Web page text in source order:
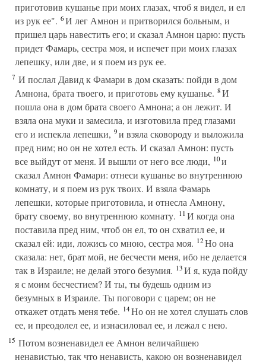
приготовив кушанье при моих глазах, чтоб я видел, и ел
из рук ее". 6И лег Амнон и притворился больным, и
пришел царь навестить его; и сказал Амнон царю: пусть
придет Фамарь, сестра моя, и испечет при моих глазах
лепешку, или две, и я поем из рук ее.
7 И послал Давид к Фамари в дом сказать: пойди в дом
Амнона, брата твоего, и приготовь ему кушанье. 8И
пошла она в дом брата своего Амнона; а он лежит. И
взяла она муки и замесила, и изготовила пред глазами
его и испекла лепешки, 9и взяла сковороду и выложила
пред ним; но он не хотел есть. И сказал Амнон: пусть
все выйдут от меня. И вышли от него все люди, 10и
сказал Амнон Фамари: отнеси кушанье во внутреннюю
комнату, и я поем из рук твоих. И взяла Фамарь
лепешки, которые приготовила, и отнесла Амнону,
брату своему, во внутреннюю комнату. 11И когда она
поставила пред ним, чтоб он ел, то он схватил ее, и
сказал ей: иди, ложись со мною, сестра моя. 12Но она
сказала: нет, брат мой, не бесчести меня, ибо не делается
так в Израиле; не делай этого безумия. 13И я, куда пойду
я с моим бесчестием? И ты, ты будешь одним из
безумных в Израиле. Ты поговори с царем; он не
откажет отдать меня тебе. 14Но он не хотел слушать слов
ее, и преодолел ее, и изнасиловал ее, и лежал с нею.
15 Потом возненавидел ее Амнон величайшею
ненавистью, так что ненависть, какою он возненавидел